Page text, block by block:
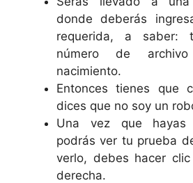
donde deberás
requerida, a saber:
número de
nacimiento.
Entonces tienes que
dices que no soy un
Una vez que hayas
podrás ver tu prueba
verlo, debes hacer
derecha.